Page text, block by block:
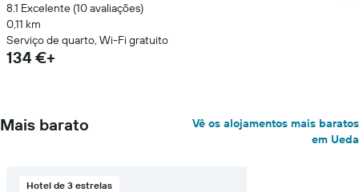
8.1 Excelente (10 avaliações)
0,11 km
Serviço de quarto, Wi-Fi gratuito
134 €+
Mais barato
Vê os alojamentos mais baratos
em Ueda
Hotel de 3 estrelas